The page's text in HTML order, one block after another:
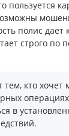
пользуется
полис
строго по
тем, кто
в